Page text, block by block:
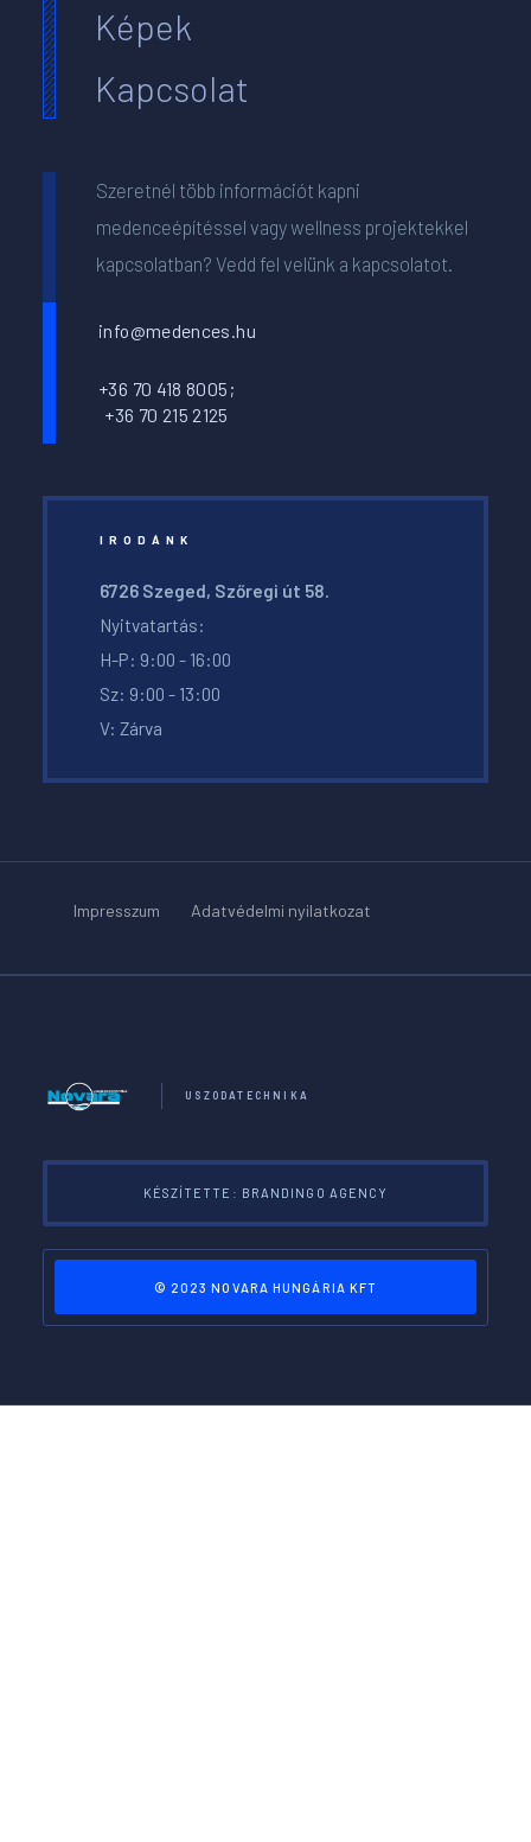
Képek
Kapcsolat
Szeretnél több információt kapni
medenceépítéssel vagy wellness projektekkel
kapcsolatban? Vedd fel velünk a kapcsolatot.
info@medences.hu
+36 70 418 8005;
+36 70 215 2125
IRODÁNK
6726 Szeged, Szőregi út 58.
Nyitvatartás:
H-P: 9:00 - 16:00
Sz: 9:00 - 13:00
V: Zárva
Impresszum Adatvédelmi nyilatkozat
USZODATECHNIKA
KÉSZÍTETTE: BRANDINGO AGENCY
© 2023 NOVARA HUNGÁRIA KFT